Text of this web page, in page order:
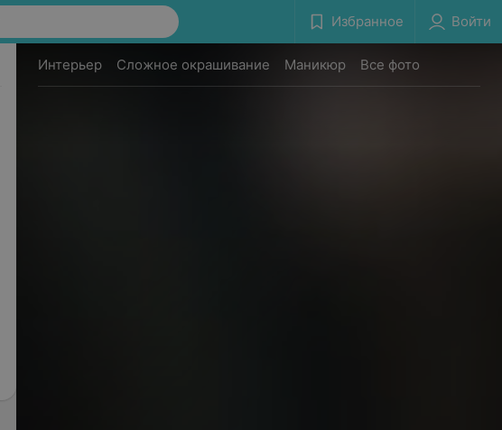
Избранное Войти
Интерьер Сложное окрашивание Маникюр Все фото